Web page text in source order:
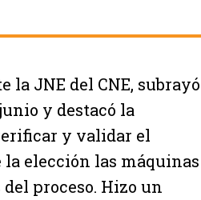
la JNE del CNE, subrayó
y destacó la
y validar el
elección las máquinas
proceso. Hizo un